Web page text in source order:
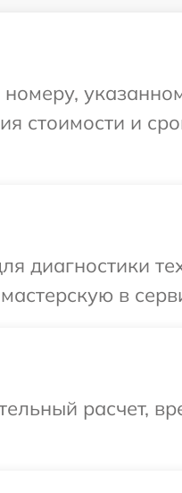
стоимости и
диагностики
в
расчет,